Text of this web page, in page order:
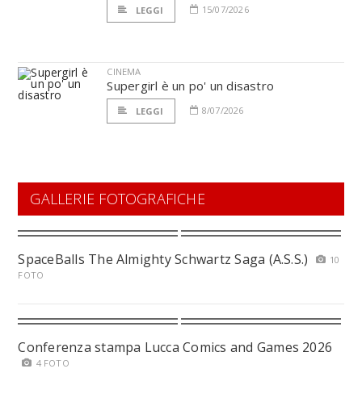
LEGGI 15/07/2026
CINEMA
Supergirl è un po' un disastro
LEGGI 8/07/2026
GALLERIE FOTOGRAFICHE
SpaceBalls The Almighty Schwartz Saga (A.S.S.)
10
FOTO
Conferenza stampa Lucca Comics and Games 2026
4 FOTO